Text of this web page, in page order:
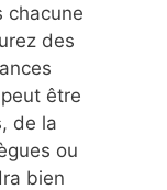
chacune
des
être
de la
ou
bien